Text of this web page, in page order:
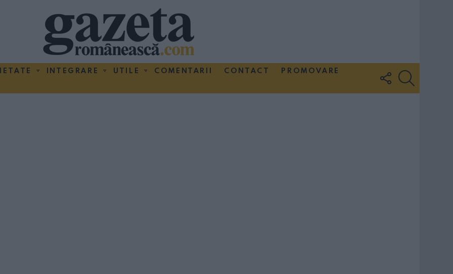
INTEGRARE UTILE COMENTARII CONTACT
PROMOVARE
FOLLOW
US